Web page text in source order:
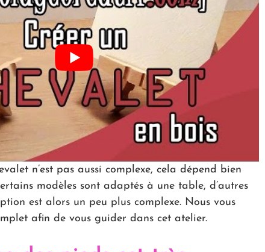
n’est pas aussi complexe, cela dépend bien
modèles sont adaptés à une table, d’autres
est alors un peu plus complexe. Nous vous
afin de vous guider dans cet atelier.